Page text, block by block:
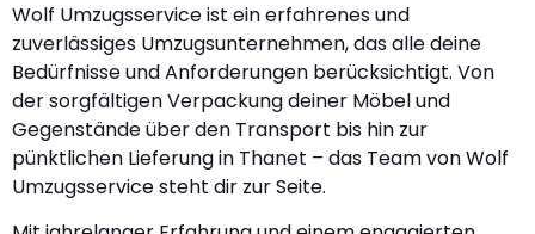
Wolf Umzugsservice ist ein erfahrenes und
zuverlässiges Umzugsunternehmen, das alle deine
Bedürfnisse und Anforderungen berücksichtigt. Von
der sorgfältigen Verpackung deiner Möbel und
Gegenstände über den Transport bis hin zur
pünktlichen Lieferung in Thanet – das Team von Wolf
Umzugsservice steht dir zur Seite.